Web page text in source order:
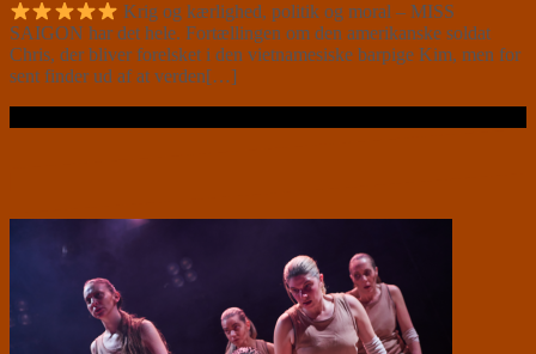
Krig og kærlighed, politik og moral – MISS
SAIGON har det hele. Fortællingen om den amerikanske soldat
Chris, der bliver forelsket i den vietnamesiske barpige Kim, men for
sent finder ud af at verden[…]